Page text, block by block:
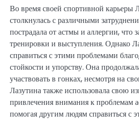
Во время своей спортивной карьеры
столкнулась с различными
пострадала от астмы и аллергии, что
тренировки и выступления. Однако
справиться с этими проблемами
стойкости и упорству. Она
участвовать в гонках, несмотря на
Лазутина также использовала свою
привлечения внимания к проблемам
помогая другим людям справиться с